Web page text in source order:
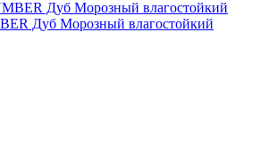
Дуб Морозный влагостойкий